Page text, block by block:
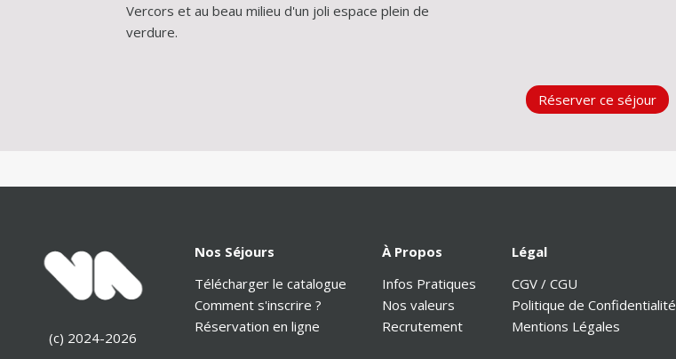
Vercors et au beau milieu d'un joli espace plein de
verdure.
Réserver ce séjour
(c) 2024-2026
Nos Séjours
Télécharger le catalogue
Comment s'inscrire ?
Réservation en ligne
À Propos
Infos Pratiques
Nos valeurs
Recrutement
Légal
CGV / CGU
Politique de Confidentialité
Mentions Légales